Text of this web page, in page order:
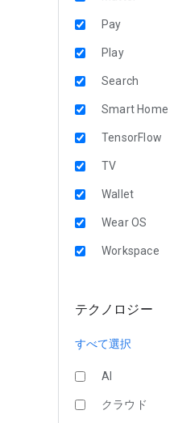
Pay
Play
Search
Smart Home
TensorFlow
TV
Wallet
Wear OS
Workspace
テクノロジー
すべて選択
AI
クラウド